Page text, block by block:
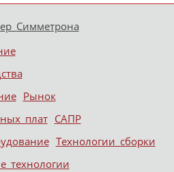
Рынок
плат САПР
Технологии сборки
технологии